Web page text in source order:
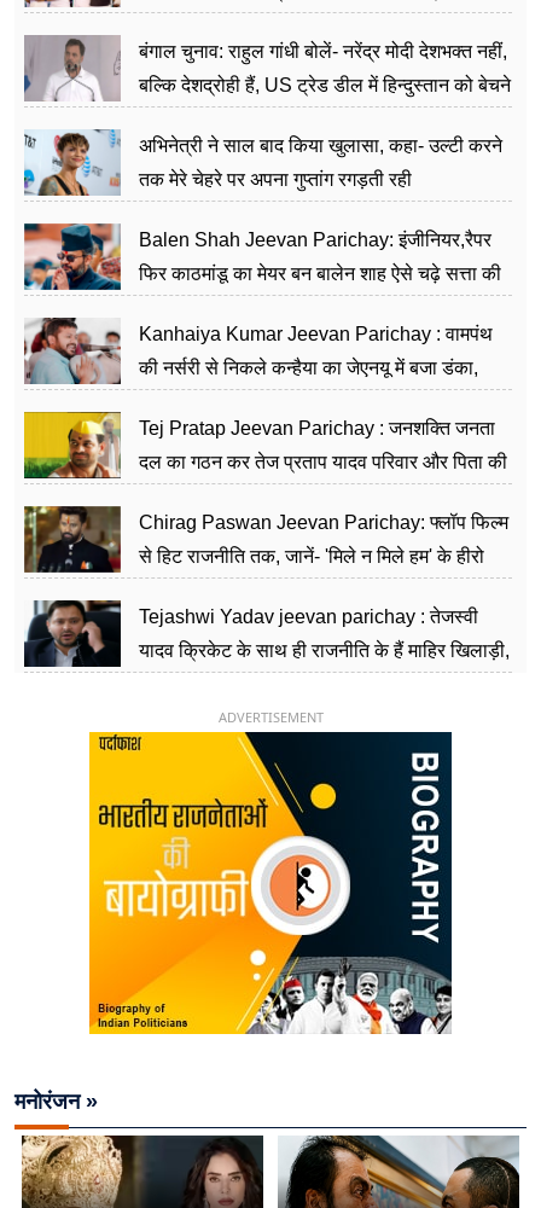
बंगाल चुनाव: राहुल गांधी बोलें- नरेंद्र मोदी देशभक्त नहीं,
बल्कि देशद्रोही हैं, US ट्रेड डील में हिन्दुस्तान को बेचने
अभिनेत्री ने साल बाद किया खुलासा, कहा- उल्टी करने
तक मेरे चेहरे पर अपना गुप्तांग रगड़ती रही
Balen Shah Jeevan Parichay: इंजीनियर,रैपर
फिर काठमांडू का मेयर बन बालेन शाह ऐसे चढ़े सत्ता की
Kanhaiya Kumar Jeevan Parichay : वामपंथ
की नर्सरी से निकले कन्हैया का जेएनयू में बजा डंका,
Tej Pratap Jeevan Parichay : जनशक्ति जनता
दल का गठन कर तेज प्रताप यादव परिवार और पिता की
Chirag Paswan Jeevan Parichay: फ्लॉप फिल्म
से हिट राजनीति तक, जानें- 'मिले न मिले हम' के हीरो
Tejashwi Yadav jeevan parichay : तेजस्वी
यादव क्रिकेट के साथ ही राजनीति के हैं माहिर खिलाड़ी,
ADVERTISEMENT
मनोरंजन »